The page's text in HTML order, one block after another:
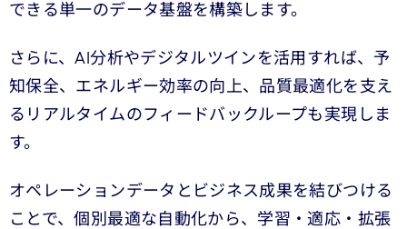
できる単一のデータ基盤を構築します。
さらに、AI分析やデジタルツインを活用すれば、予
知保全、エネルギー効率の向上、品質最適化を支え
るリアルタイムのフィードバックループも実現しま
す。
オペレーションデータとビジネス成果を結びつける
ことで、個別最適な自動化から、学習・適応・拡張